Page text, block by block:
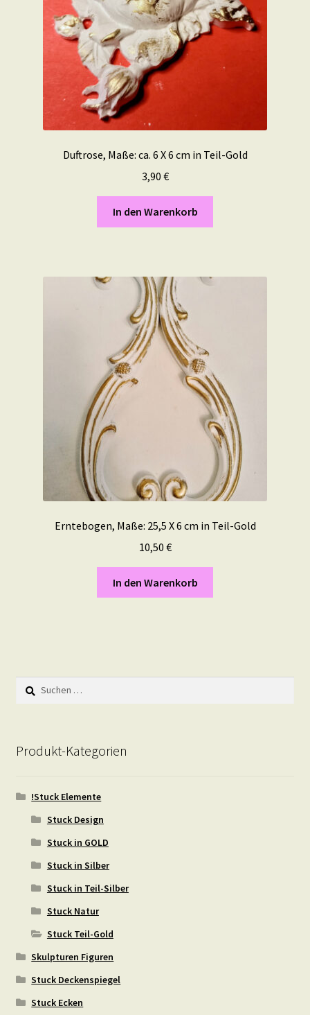
Duftrose, Maße: ca. 6 X 6 cm in Teil-Gold
3,90 €
In den Warenkorb
Erntebogen, Maße: 25,5 X 6 cm in Teil-Gold
10,50 €
In den Warenkorb
Suchen
nach:
Produkt-Kategorien
!Stuck Elemente
Stuck Design
Stuck in GOLD
Stuck in Silber
Stuck in Teil-Silber
Stuck Natur
Stuck Teil-Gold
Skulpturen Figuren
Stuck Deckenspiegel
Stuck Ecken